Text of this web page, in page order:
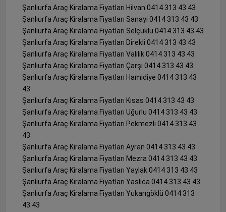
Şanlıurfa Araç Kiralama Fiyatları Hilvan 0414 313 43 43
Şanlıurfa Araç Kiralama Fiyatları Sanayi 0414 313 43 43
Şanlıurfa Araç Kiralama Fiyatları Selçuklu 0414 313 43 43
Şanlıurfa Araç Kiralama Fiyatları Direkli 0414 313 43 43
Şanlıurfa Araç Kiralama Fiyatları Valilik 0414 313 43 43
Şanlıurfa Araç Kiralama Fiyatları Çarşı 0414 313 43 43
Şanlıurfa Araç Kiralama Fiyatları Hamidiye 0414 313 43
43
Şanlıurfa Araç Kiralama Fiyatları Kısas 0414 313 43 43
Şanlıurfa Araç Kiralama Fiyatları Uğurlu 0414 313 43 43
Şanlıurfa Araç Kiralama Fiyatları Pekmezli 0414 313 43
43
Şanlıurfa Araç Kiralama Fiyatları Ayran 0414 313 43 43
Şanlıurfa Araç Kiralama Fiyatları Mezra 0414 313 43 43
Şanlıurfa Araç Kiralama Fiyatları Yaylak 0414 313 43 43
Şanlıurfa Araç Kiralama Fiyatları Yaslıca 0414 313 43 43
Şanlıurfa Araç Kiralama Fiyatları Yukarıgöklü 0414 313
43 43